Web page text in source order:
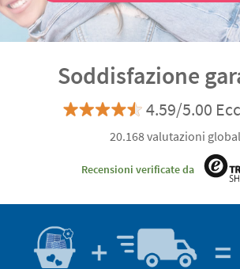
Soddisfazione
4.59/5.00
20.168 valutazioni
Recensioni verificate da